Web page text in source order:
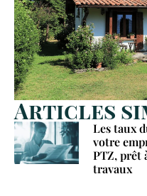
Articles
Les taux
votre
PTZ, prêt
travaux